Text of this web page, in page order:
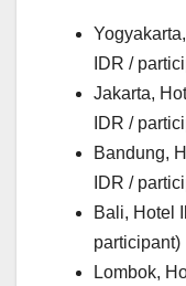
IDR /
Jakarta,
IDR /
Bandung,
IDR /
Bali, Hotel
participant)
Lombok,